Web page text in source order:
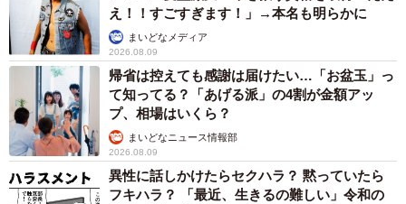
え！！すごすぎます！」→本名も明らかに
まいどなメディア
2026.08.09
帰省は控えても感謝は届けたい…「お盆玉」っ
て知ってる？「あげる派」の4割が金額アッ
プ、相場はいくら？
まいどなニュース情報部
2026.08.09
異性に話しかけたらセクハラ？ 黙っていたら
フキハラ？ 「最近、生きるの難しい」令和の